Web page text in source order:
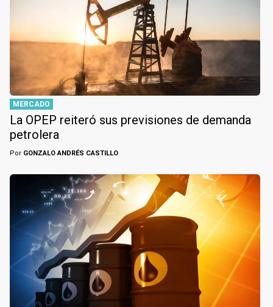
MERCADO
La OPEP reiteró sus previsiones de demanda
petrolera
Por GONZALO ANDRÉS CASTILLO